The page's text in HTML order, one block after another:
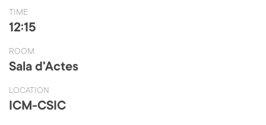
TIME
12:15
ROOM
Sala d'Actes
LOCATION
ICM-CSIC